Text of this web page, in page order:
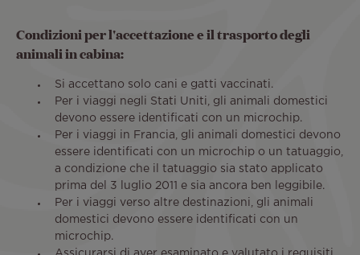
Condizioni per l'accettazione e il trasporto degli
animali in cabina:
Si accettano solo cani e gatti vaccinati.
Per i viaggi negli Stati Uniti, gli animali domestici
devono essere identificati con un microchip.
Per i viaggi in Francia, gli animali domestici devono
essere identificati con un microchip o un tatuaggio,
a condizione che il tatuaggio sia stato applicato
prima del 3 luglio 2011 e sia ancora ben leggibile.
Per i viaggi verso altre destinazioni, gli animali
domestici devono essere identificati con un
microchip.